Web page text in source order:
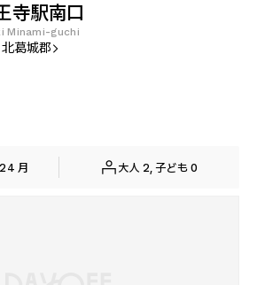
寺駅南口
Minami-guchi
葛城郡
月 大人 2, 子ども 0